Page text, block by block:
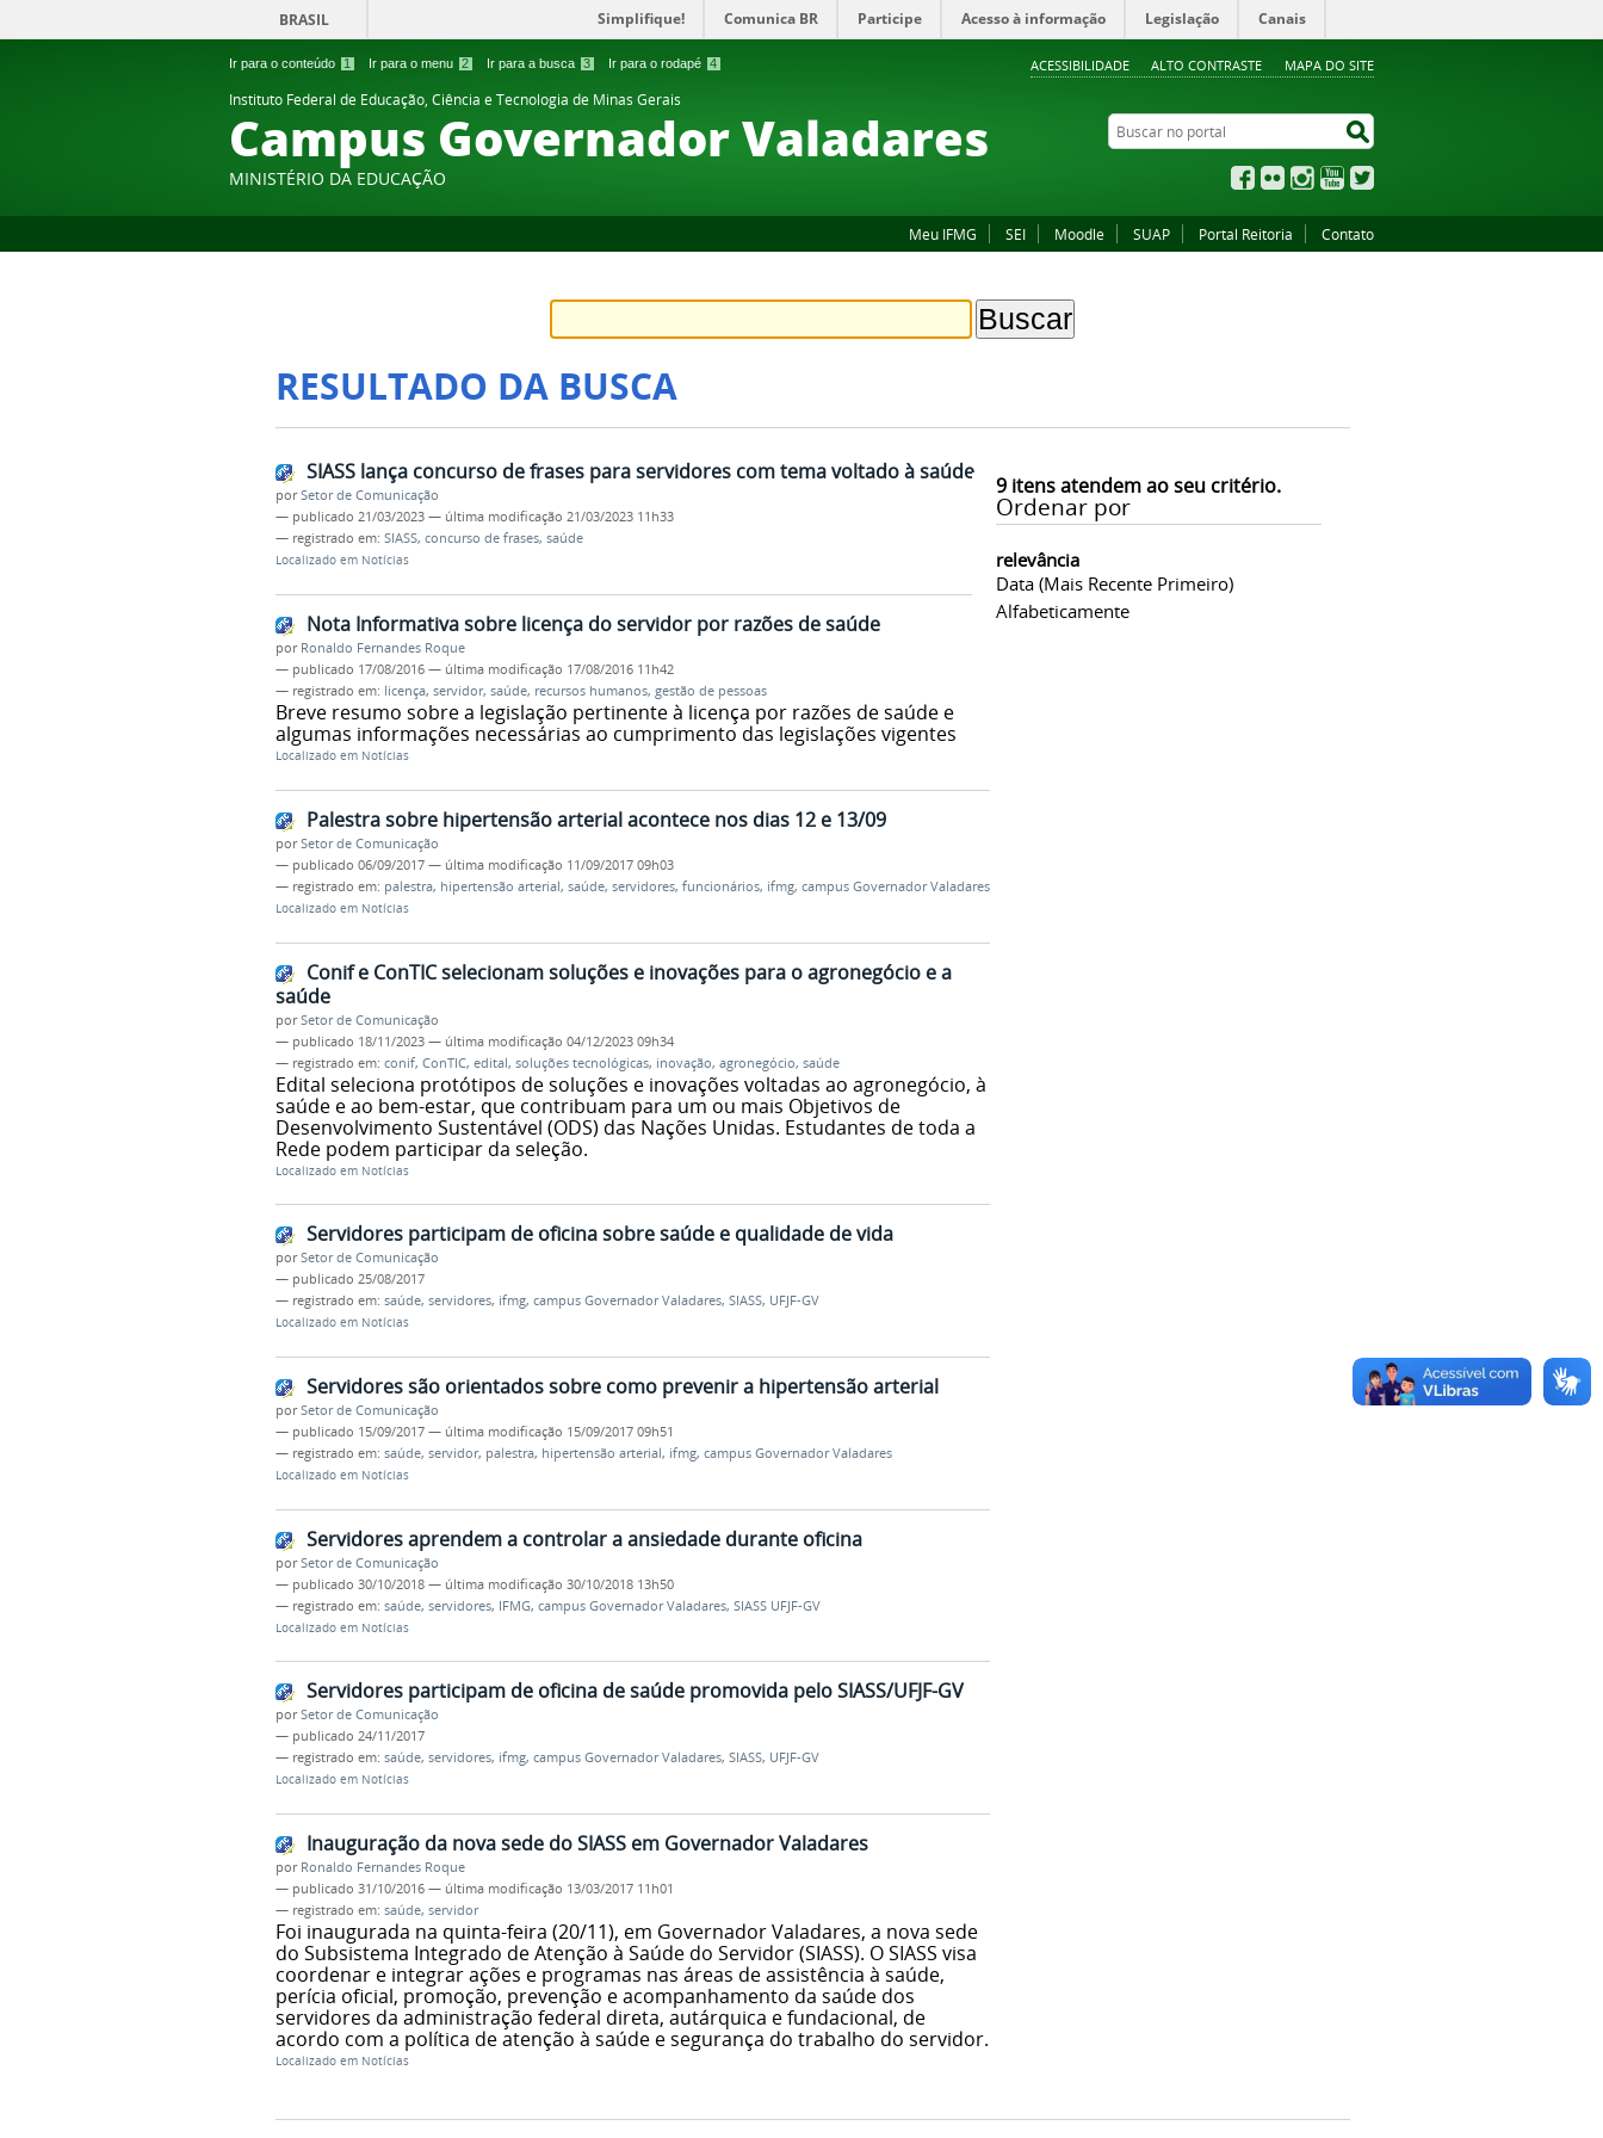
Ir para o conteúdo 1 Ir para o menu 2 Ir para a busca 3 Ir para o rodapé 4 ACESSIBILIDADE ALTO CONTRASTE MAPA DO SITE
BRASIL Simplifique! Comunica BR Participe Acesso à informação Legislação Canais
Instituto Federal de Educação, Ciência e Tecnologia de Minas Gerais
Campus Governador Valadares
MINISTÉRIO DA EDUCAÇÃO
Buscar no portal
Facebook
Flickr InstagramYouTube
Meu IFMG SEI Moodle SUAP Portal Reitoria Contato
RESULTADO DA BUSCA
9itens atendem ao seu critério.
Ordenar por
relevância
Data (mais Recente Primeiro)
Alfabeticamente
SIASS lança concurso de frases para servidores com tema voltado à saúde
porSetor de Comunicação
— publicado 21/03/2023 — última modificação 21/03/2023 11h33
— registrado em: SIASS, concurso de frases, saúde
Localizado em Notícias
Nota Informativa sobre licença do servidor por razões de saúde
por Ronaldo Fernandes Roque
— publicado 17/08/2016 — última modificação 17/08/2016 11h42
— registrado em: licença, servidor, saúde, recursos humanos, gestão de pessoas
Breve resumo sobre a legislação pertinente à licença por razões de saúde e
algumas informações necessárias ao cumprimento das legislações vigentes
Localizado em Notícias
Palestra sobre hipertensão arterial acontece nos dias 12 e 13/09
porSetor de Comunicação
— publicado 06/09/2017 — última modificação 11/09/2017 09h03
— registrado em: palestra, hipertensão arterial, saúde, servidores, funcionários, ifmg, campus Governador Valadares
Localizado em Notícias
Conif e ConTIC selecionam soluções e inovações para o agronegócio e a
saúde
porSetor de Comunicação
— publicado 18/11/2023 — última modificação 04/12/2023 09h34
— registrado em: conif, ConTIC, edital, soluções tecnológicas, inovação, agronegócio, saúde
Edital seleciona protótipos de soluções e inovações voltadas ao agronegócio, à
saúde e ao bem-estar, que contribuam para um ou mais Objetivos de
Desenvolvimento Sustentável (ODS) das Nações Unidas. Estudantes de toda a
Rede podem participar da seleção.
Localizado em Notícias
Servidores participam de oficina sobre saúde e qualidade de vida
porSetor de Comunicação
— publicado 25/08/2017
— registrado em: saúde, servidores, ifmg, campus Governador Valadares, SIASS, UFJF-GV
Localizado em Notícias
Servidores são orientados sobre como prevenir a hipertensão arterial
porSetor de Comunicação
— publicado 15/09/2017 — última modificação 15/09/2017 09h51
— registrado em: saúde, servidor, palestra, hipertensão arterial, ifmg, campus Governador Valadares
Localizado em Notícias
Servidores aprendem a controlar a ansiedade durante oficina
porSetor de Comunicação
— publicado 30/10/2018 — última modificação 30/10/2018 13h50
— registrado em: saúde, servidores, IFMG, campus Governador Valadares, SIASS UFJF-GV
Localizado em Notícias
Servidores participam de oficina de saúde promovida pelo SIASS/UFJF-GV
porSetor de Comunicação
— publicado 24/11/2017
— registrado em: saúde, servidores, ifmg, campus Governador Valadares, SIASS, UFJF-GV
Localizado em Notícias
Inauguração da nova sede do SIASS em Governador Valadares
por Ronaldo Fernandes Roque
— publicado 31/10/2016 — última modificação 13/03/2017 11h01
— registrado em: saúde, servidor
Foi inaugurada na quinta-feira (20/11), em Governador Valadares, a nova sede
do Subsistema Integrado de Atenção à Saúde do Servidor (SIASS). O SIASS visa
coordenar e integrar ações e programas nas áreas de assistência à saúde,
perícia oficial, promoção, prevenção e acompanhamento da saúde dos
servidores da administração federal direta, autárquica e fundacional, de
acordo com a política de atenção à saúde e segurança do trabalho do servidor.
Localizado em Notícias